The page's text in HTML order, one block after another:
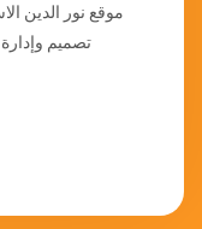
موقع نور الدين
تصميم